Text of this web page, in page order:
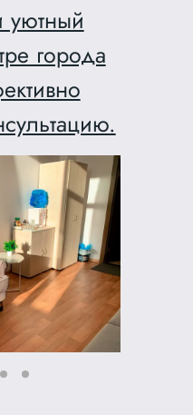
уютный
города